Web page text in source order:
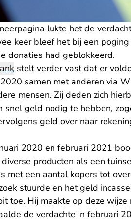
lukte het de
keer bleef het bij een
donaties had geblokkeerd.
stelt verder vast dat er
samen met anderen via
mensen. Zij deden zich
snel geld nodig te hebben,
geld over naar
2020 en februari 2021
diverse producten als een
met een aantal kopers tot
stuurde en het geld
toe. Hij maakte op deze
de verdachte in februari